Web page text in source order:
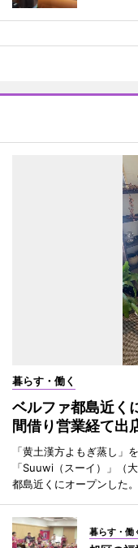
暮らす・働く
ベルファ都島近く
間借り営業経て出
「黄土漢方よもぎ蒸し」
「Suuwi（スーイ）」（
都島近くにオープンした。
暮らす・働